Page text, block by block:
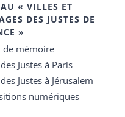
« VILLES ET
DES JUSTES DE
»
de mémoire
Justes à Paris
Justes à Jérusalem
numériques